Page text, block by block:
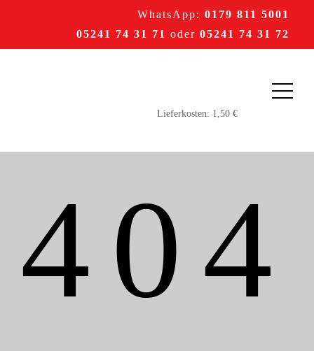
WhatsApp: 0179 811 5001
05241 74 31 71 oder 05241 74 31 72
404